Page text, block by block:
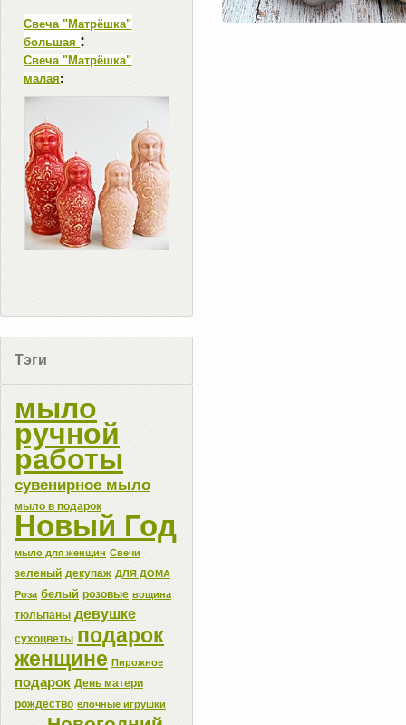
Свеча "Матрёшка"
большая :
Свеча "Матрёшка"
малая:
Тэги
мыло
ручной
работы
сувенирное мыло
мыло в подарок
Новый Год
мыло для женщин Свечи
зеленый декупаж ДЛЯ ДОМА
Роза белый розовые вощина
тюльпаны девушке
сухоцветы подарок
женщине Пирожное
подарок День матери
рождество ёлочные игрушки